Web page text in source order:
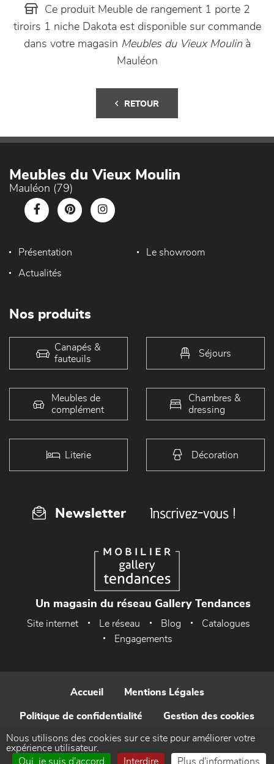
Ce produit Meuble de rangement 1 porte 2
tiroirs 1 niche Dakota est disponible sur commande
dans votre magasin Meubles du Vieux Moulinà
Mauléon
RETOUR
Meubles du Vieux Moulin
Mauléon (79)
Présentation Le showroom
Actualités
Nos produits
Canapés &
fauteuils
Séjours
Meubles de
complément
Chambres &
dressing
Literie Décoration
Newsletter Inscrivez-vous !
Un magasin du réseau Gallery Tendances
Site internet Le réseau Blog
Catalogues
Engagements
Accueil Mentions Légales
Politique de confidentialité Gestion des cookies
Contact
Nous utilisons des cookies sur ce site pour améliorer votre
expérience utilisateur.
Oui, je suis d'accord
Interdire Plus d'informations